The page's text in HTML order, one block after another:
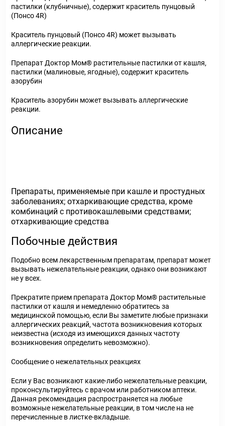
пастилки (клубничные), содержит краситель пунцовый
(Понсо 4R)
Краситель пунцовый (Понсо 4R) может вызывать
аллергические реакции.
Препарат Доктор Мом® растительные пастилки от кашля,
пастилки (малиновые, ягодные), содержит краситель
азорубин
Краситель азорубин может вызывать аллергические
реакции.
Описание
Препараты, применяемые при кашле и простудных
заболеваниях; отхаркивающие средства, кроме
комбинаций с противокашлевыми средствами;
отхаркивающие средства
Побочные действия
Подобно всем лекарственным препаратам, препарат может
вызывать нежелательные реакции, однако они возникают
не у всех.
Прекратите прием препарата Доктор Мом® растительные
пастилки от кашля и немедленно обратитесь за
медицинской помощью, если Вы заметите любые признаки
аллергических реакций, частота возникновения которых
неизвестна (исходя из имеющихся данных частоту
возникновения определить невозможно).
Сообщение о нежелательных реакциях
Если у Вас возникают какие-либо нежелательные реакции,
проконсультируйтесь с врачом или работником аптеки.
Данная рекомендация распространяется на любые
возможные нежелательные реакции, в том числе на не
перечисленные в листке-вкладыше.